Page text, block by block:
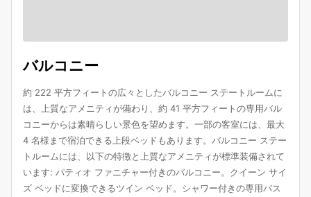
バルコニー
約 222 平方フィートの広々としたバルコニー ステートルームに
は、上質なアメニティが備わり、約 41 平方フィートの専用バル
コニーからは素晴らしい景色を望めます。一部の客室には、最大
4 名様まで宿泊できる上段ベッドもあります。バルコニー ステー
トルームには、以下の特徴と上質なアメニティが標準装備されて
います: パティオ ファニチャー付きのバルコニー。クイーン サイ
ズ ベッドに変換できるツイン ベッド。シャワー付きの専用バス